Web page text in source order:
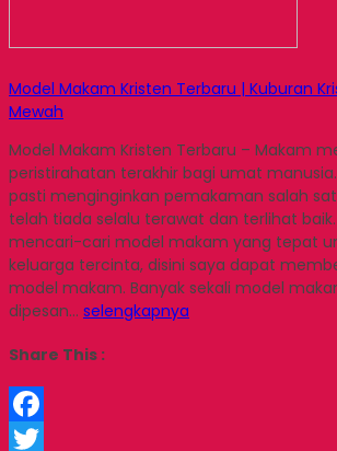
Model Makam Kristen Terbaru | Kuburan
Mewah
Model Makam Kristen Terbaru – Makam
peristirahatan terakhir bagi umat
pasti menginginkan pemakaman salah
telah tiada selalu terawat dan terlihat
mencari-cari model makam yang tepat
keluarga tercinta, disini saya dapat
model makam. Banyak sekali model
dipesan… selengkapnya
Share This :
Facebook